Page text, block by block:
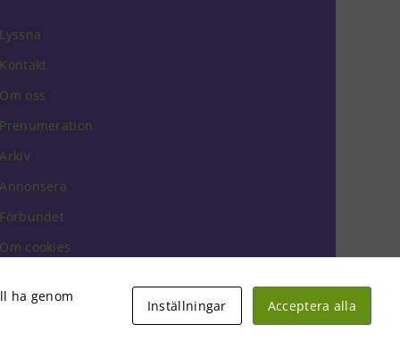
Lyssna
Kontakt
Om oss
Prenumeration
Arkiv
Annonsera
Förbundet
Om cookies
Facebook
Instagram
ha genom
Inställningar Acceptera alla